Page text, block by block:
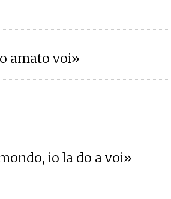
amato voi»
io la do a voi»